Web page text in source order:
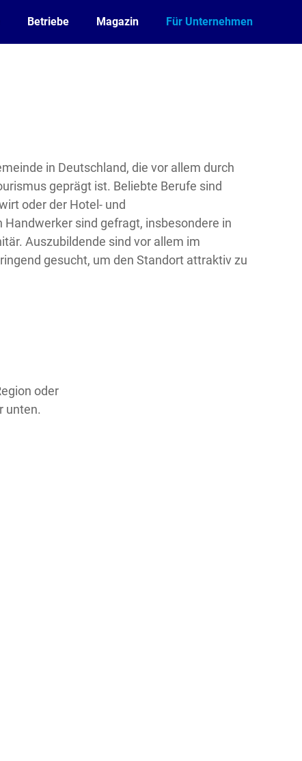
Betriebe Magazin Für Unternehmen
in Deutschland, die vor allem durch
geprägt ist. Beliebte Berufe sind
oder der Hotel- und
sind gefragt, insbesondere in
Auszubildende sind vor allem im
gesucht, um den Standort attraktiv zu
oder
unten.